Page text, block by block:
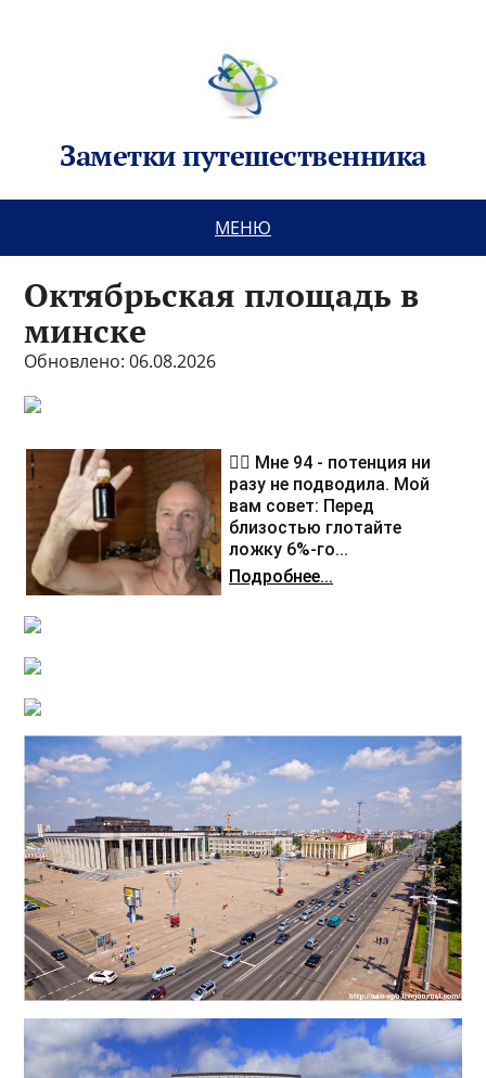
Заметки путешественника
МЕНЮ
Октябрьская площадь в
минске
Обновлено: 06.08.2026
❤️‍🔥 Мне 94 - потенция ни
разу не подводила. Мой
вам совет: Перед
близостью глотайте
ложку 6%-го...
Подробнее...